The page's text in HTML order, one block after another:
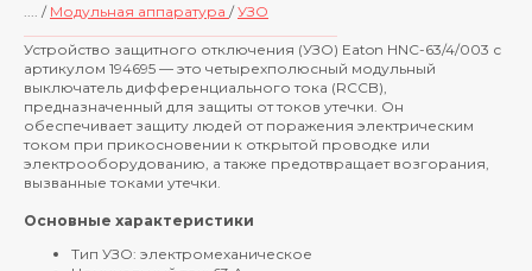
.... / Модульная аппаратура /УЗО
Устройство защитного отключения (УЗО) Eaton HNC-63/4/003 с
артикулом 194695 — это четырехполюсный модульный
выключатель дифференциального тока (RCCB),
предназначенный для защиты от токов утечки. Он
обеспечивает защиту людей от поражения электрическим
током при прикосновении к открытой проводке или
электрооборудованию, а также предотвращает возгорания,
вызванные токами утечки.
Основные характеристики
Тип УЗО: электромеханическое